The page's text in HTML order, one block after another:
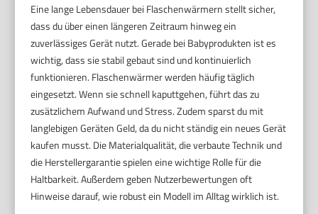
Eine lange Lebensdauer bei Flaschenwärmern stellt sicher,
dass du über einen längeren Zeitraum hinweg ein
zuverlässiges Gerät nutzt. Gerade bei Babyprodukten ist es
wichtig, dass sie stabil gebaut sind und kontinuierlich
funktionieren. Flaschenwärmer werden häufig täglich
eingesetzt. Wenn sie schnell kaputtgehen, führt das zu
zusätzlichem Aufwand und Stress. Zudem sparst du mit
langlebigen Geräten Geld, da du nicht ständig ein neues Gerät
kaufen musst. Die Materialqualität, die verbaute Technik und
die Herstellergarantie spielen eine wichtige Rolle für die
Haltbarkeit. Außerdem geben Nutzerbewertungen oft
Hinweise darauf, wie robust ein Modell im Alltag wirklich ist.